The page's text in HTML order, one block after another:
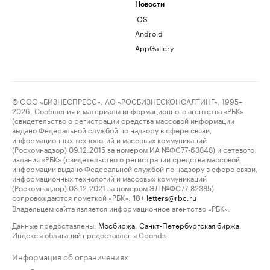
Новости
iOS
Android
AppGallery
© ООО «БИЗНЕСПРЕСС», АО «РОСБИЗНЕСКОНСАЛТИНГ», 1995–
2026. Сообщения и материалы информационного агентства «РБК»
(свидетельство о регистрации средства массовой информации
выдано Федеральной службой по надзору в сфере связи,
информационных технологий и массовых коммуникаций
(Роскомнадзор) 09.12.2015 за номером ИА №ФС77-63848) и сетевого
издания «РБК» (свидетельство о регистрации средства массовой
информации выдано Федеральной службой по надзору в сфере связи,
информационных технологий и массовых коммуникаций
(Роскомнадзор) 03.12.2021 за номером ЭЛ №ФС77-82385)
сопровождаются пометкой «РБК».
18+ letters@rbc.ru
Владельцем сайта является информационное агентство «РБК».
Данные предоставлены: Мосбиржа Санкт-Петербургская биржа
Индексы облигаций предоставлены Cbonds.
Информация об ограничениях